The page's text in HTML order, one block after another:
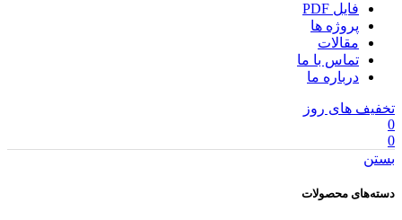
فایل PDF
پروژه ها
مقالات
تماس با ما
درباره ما
تخفیف های روز
0
0
بستن
دسته‌های محصولات